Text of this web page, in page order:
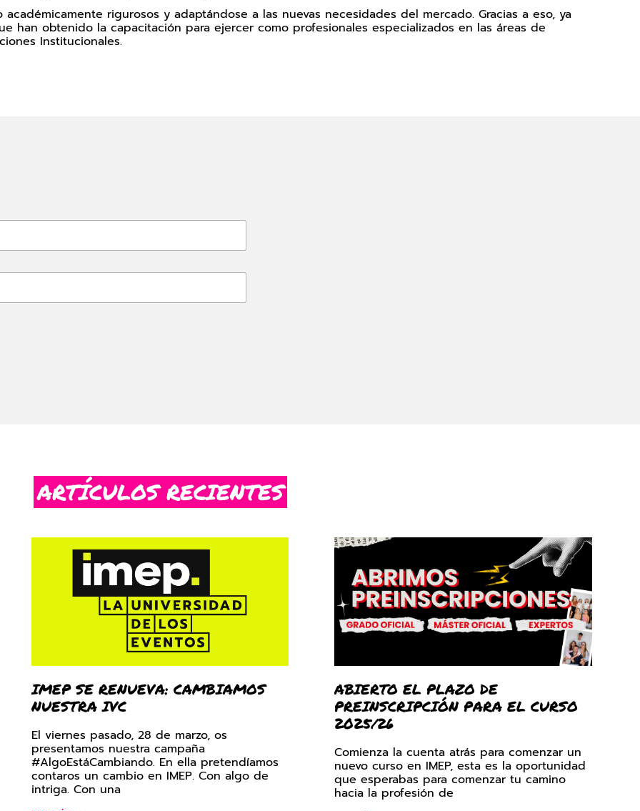
rigurosos y adaptándose a las nuevas necesidades del mercado. Gracias a eso, ya
han obtenido la capacitación para ejercer como profesionales especializados en las áreas de
Institucionales.
ARTÍCULOS RECIENTES
IMEP SE RENUEVA: CAMBIAMOS
NUESTRA IVC
El viernes pasado, 28 de marzo, os
presentamos nuestra campaña
#AlgoEstáCambiando. En ella pretendíamos
contaros un cambio en IMEP. Con algo de
intriga. Con una
ABIERTO EL PLAZO DE
PREINSCRIPCIÓN PARA EL CURSO
2025/26
Comienza la cuenta atrás para comenzar un
nuevo curso en IMEP, esta es la oportunidad
que esperabas para comenzar tu camino
hacia la profesión de